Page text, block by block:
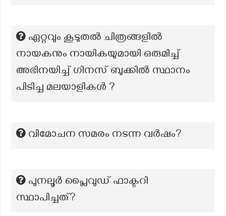
ഏറ്റവും കൂടുതൽ ചിത്രങ്ങളിൽ
നായകനും നായികയുമായി ഒരുമിച്ച്
അഭിനയിച്ച് ഗിനസ് ബുക്കിൽ സ്ഥാനം
പിടിച്ച മലയാളികൾ ?
വിമോചന സമരം നടന്ന വര്‍ഷം?
പുനലൂർ പ്ലൈവുഡ് ഫാക്ടറി
സ്ഥാപിച്ചത്?